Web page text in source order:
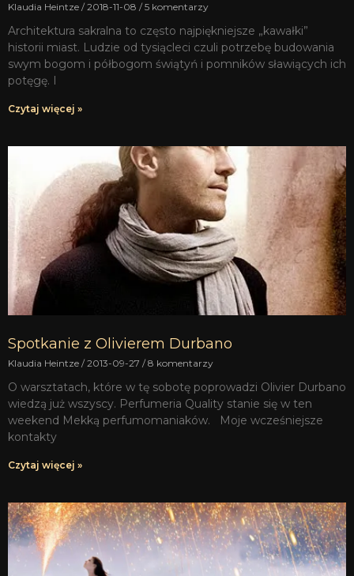
Klaudia Heintze 2018-11-08 5 komentarzy
Architektura sakralna to często najpiękniejsze „kawałki”
historii miast. Ludzie od tysiącleci czuli potrzebę budowania
swym bogom i półbogom świątyń i pomników sławiących ich
potęgę. I
Czytaj więcej »
Spotkanie z Olivierem Durbano
Klaudia Heintze 2013-09-27 8 komentarzy
O warsztatach, które w tę sobotę poprowadzi Olivier Durbano
wiedzą już wszyscy. Perfumeria Quality stanie się w ten
weekend Mekką perfumomaniaków. Moje wcześniejsze
kontakty
Czytaj więcej »